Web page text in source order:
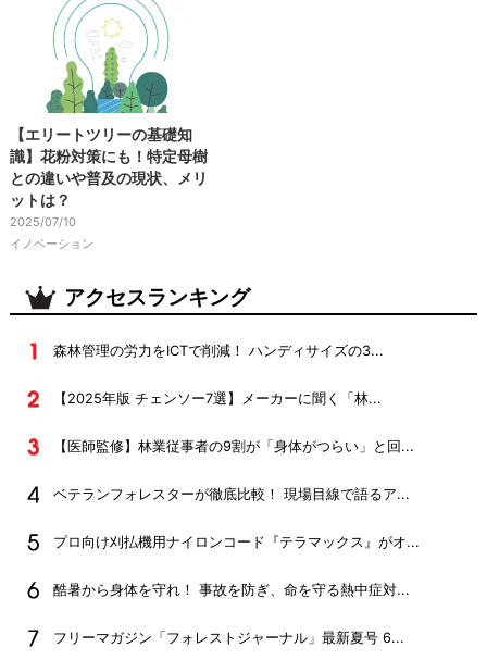
【エリートツリーの基礎知
識】花粉対策にも！特定母樹
との違いや普及の現状、メリ
ットは？
2025/07/10
イノベーション
アクセスランキング
森林管理の労力をICTで削減！ ハンディサイズの3...
【2025年版 チェンソー7選】メーカーに聞く「林...
【医師監修】林業従事者の9割が「身体がつらい」と回...
ベテランフォレスターが徹底比較！ 現場目線で語るア...
プロ向け刈払機用ナイロンコード『テラマックス』がオ...
酷暑から身体を守れ！ 事故を防ぎ、命を守る熱中症対...
フリーマガジン「フォレストジャーナル」最新夏号 6...